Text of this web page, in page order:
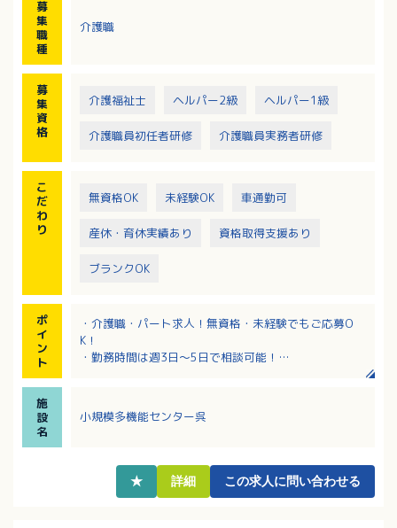
・地域交流や地域連携への取り組み、ご家族支援
募
集
職
種
介護職
募
集
資
格
介護福祉士 ヘルパー2級 ヘルパー1級
介護職員初任者研修 介護職員実務者研修
こ
だ
わ
り
無資格OK 未経験OK 車通勤可
産休・育休実績あり 資格取得支援あり
ブランクOK
ポ
イ
ン
ト
・介護職・パート求人！無資格・未経験でもご応募O
K！
・勤務時間は週3日～5日で相談可能！
・パートさんにも昇給・賞与あり！正社員登用実績多
数！頑張りはしっかり評価します
施
設
名
小規模多機能センター呉
★ 詳細 この求人に問い合わせる